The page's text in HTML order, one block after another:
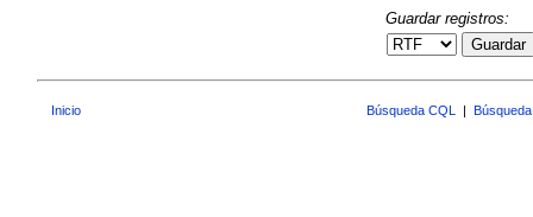
Guardar registros:
Guardar
Inicio Búsqueda CQL